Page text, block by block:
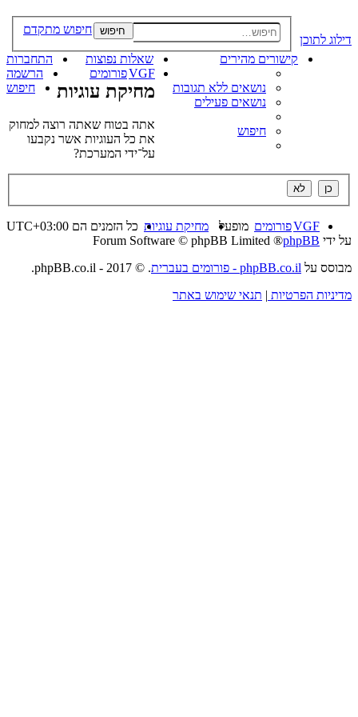
דילוג לתוכן
חיפוש חיפוש מתקדם
קישורים מהירים
נושאים ללא תגובות
נושאים פעילים
חיפוש
שאלות נפוצות
התחברות
הרשמה
VGFפורומים
חיפוש
מחיקת עוגיות
אתה בטוח שאתה רוצה למחוק
את כל העוגיות אשר נקבעו
על־ידי המערכת?
VGFפורומים כל הזמנים הם UTC+03:00 מחיקת עוגיות
מופעל
על ידי phpBB
® Forum Software © phpBB Limited
מבוסס על phpBB.co.il - פורומים בעברית
. © 2017 - phpBB.co.il.
מדיניות הפרטיות | תנאי שימוש באתר